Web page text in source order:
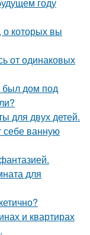
которых вы
от одинаковых
был дом под
для двух детей.
себе ванную
для
и квартирах